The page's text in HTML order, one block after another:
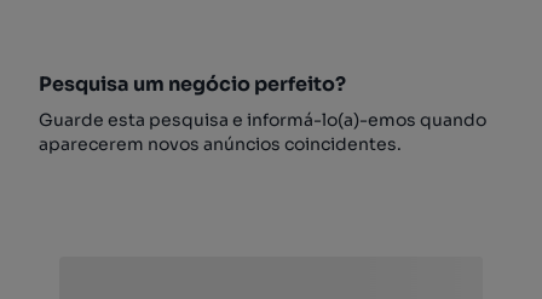
Pesquisa um negócio perfeito?
Guarde esta pesquisa e informá-lo(a)-emos quando
aparecerem novos anúncios coincidentes.